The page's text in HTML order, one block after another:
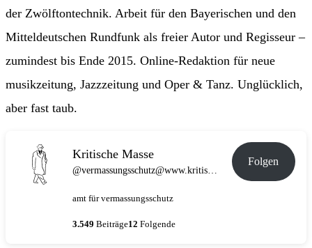
der Zwölftontechnik. Arbeit für den Bayerischen und den
Mitteldeutschen Rundfunk als freier Autor und Regisseur –
zumindest bis Ende 2015. Online-Redaktion für neue
musikzeitung, Jazzzeitung und Oper & Tanz. Unglücklich,
aber fast taub.
Kritische Masse
Folgen
amt für vermassungsschutz
3.549 Beiträge12 Folgende